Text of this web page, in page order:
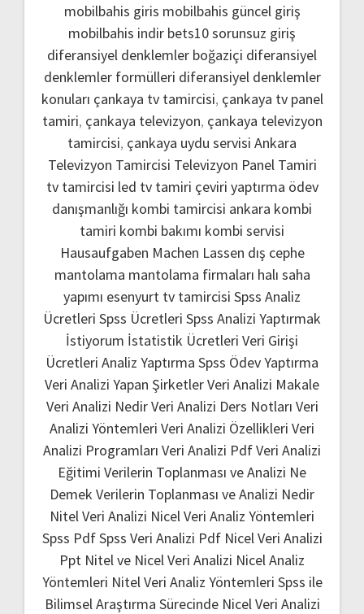
mobilbahis giris mobilbahis güncel giriş
mobilbahis indir bets10 sorunsuz giriş
diferansiyel denklemler boğaziçi diferansiyel
denklemler formülleri diferansiyel denklemler
konuları çankaya tv tamircisi, çankaya tv panel
tamiri, çankaya televizyon, çankaya televizyon
tamircisi, çankaya uydu servisi Ankara
Televizyon Tamircisi Televizyon Panel Tamiri
tv tamircisi led tv tamiri çeviri yaptırma ödev
danışmanlığı kombi tamircisi ankara kombi
tamiri kombi bakımı kombi servisi
Hausaufgaben Machen Lassen dış cephe
mantolama mantolama firmaları halı saha
yapımı esenyurt tv tamircisi Spss Analiz
Ücretleri Spss Ücretleri Spss Analizi Yaptırmak
İstiyorum İstatistik Ücretleri Veri Girişi
Ücretleri Analiz Yaptırma Spss Ödev Yaptırma
Veri Analizi Yapan ŞirketlerVeri Analizi Makale
Veri Analizi NedirVeri Analizi Ders Notları Veri
Analizi Yöntemleri Veri Analizi Özellikleri Veri
Analizi Programları Veri Analizi PdfVeri Analizi
Eğitimi Verilerin Toplanması ve Analizi Ne
Demek Verilerin Toplanması ve Analizi Nedir
Nitel Veri Analizi Nicel Veri Analiz Yöntemleri
Spss PdfSpss Veri Analizi Pdf Nicel Veri Analizi
Ppt Nitel ve Nicel Veri Analizi Nicel Analiz
Yöntemleri Nitel Veri Analiz Yöntemleri Spss ile
Bilimsel Araştırma Sürecinde Nicel Veri Analizi